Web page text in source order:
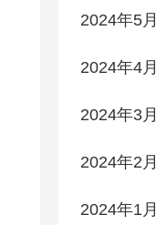
2024年5月
2024年4月
2024年3月
2024年2月
2024年1月